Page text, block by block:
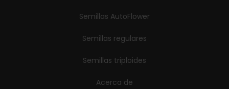
Semillas AutoFlower
Semillas regulares
Semillas triploides
Acerca de